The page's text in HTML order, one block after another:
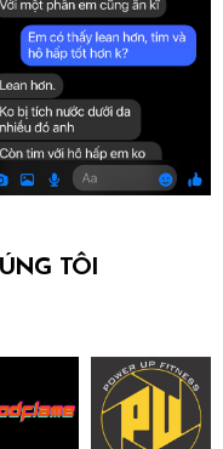
TÔI